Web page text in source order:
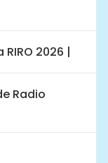
2026 |
Radio